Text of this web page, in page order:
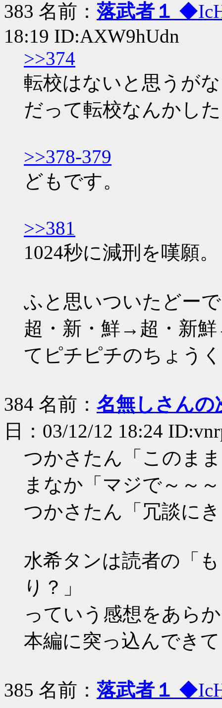
383 名前： 落武者１
18:19 ID:AXW9hUdn
>>374
転校はないと思うが
だって転校なんかし
>>378-379
どもです。
>>381
1024秒に減刑を嘆願。
ふと思いついたどー
超・新・鮮→超・新
てピチピチのちょう
384 名前： 名無しさんの
日：03/12/12 18:24
つかさたん「このま
まなか「マジで～～
つかさたん「冗談に
水希タンは読者の「
り？」
っていう感想をあら
本編に突っ込んでき
385 名前： 落武者１